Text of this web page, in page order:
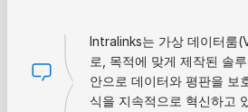
Intralinks는 가상 데이터룸
로, 목적에 맞게 제작된 솔
안으로 데이터와 평판을 보
식을 지속적으로 혁신하고